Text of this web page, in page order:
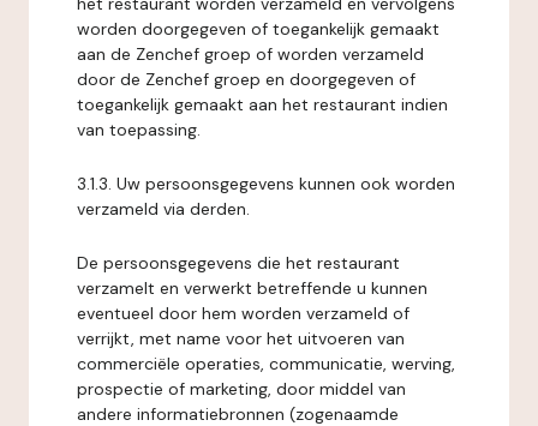
worden doorgegeven of toegankelijk gemaakt
aan de Zenchef groep of worden verzameld
door de Zenchef groep en doorgegeven of
toegankelijk gemaakt aan het restaurant indien
van toepassing.
3.1.3. Uw persoonsgegevens kunnen ook worden
verzameld via derden.
De persoonsgegevens die het restaurant
verzamelt en verwerkt betreffende u kunnen
eventueel door hem worden verzameld of
verrijkt, met name voor het uitvoeren van
commerciële operaties, communicatie, werving,
prospectie of marketing, door middel van
andere informatiebronnen (zogenaamde